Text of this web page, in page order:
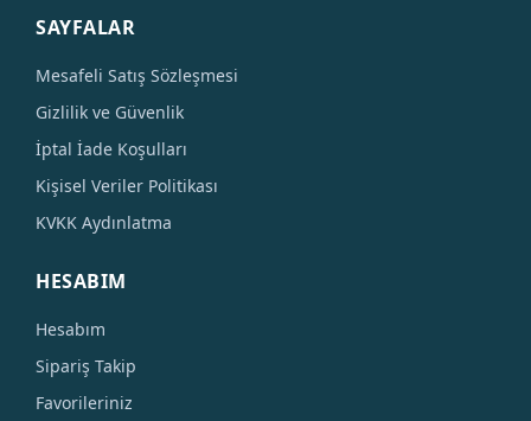
SAYFALAR
Mesafeli Satış Sözleşmesi
Gizlilik ve Güvenlik
İptal İade Koşulları
Kişisel Veriler Politikası
KVKK Aydınlatma
HESABIM
Hesabım
Sipariş Takip
Favorileriniz